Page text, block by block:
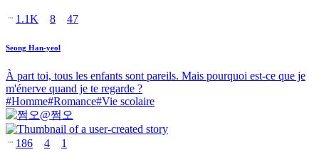
1.1K 8 47
Seong Han-yeol
À part toi, tous les enfants sont pareils. Mais pourquoi est-ce que je
m'énerve quand je te regarde ?
#Homme#Romance#Vie scolaire
@쩜오
186 4 1